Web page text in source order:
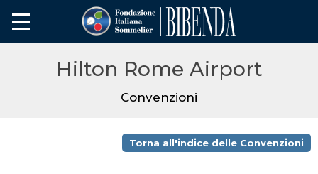
Hilton Rome Airport
Convenzioni
Torna all'indice delle Convenzioni